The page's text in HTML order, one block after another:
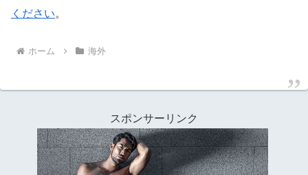
ください。
ホーム 海外
スポンサーリンク